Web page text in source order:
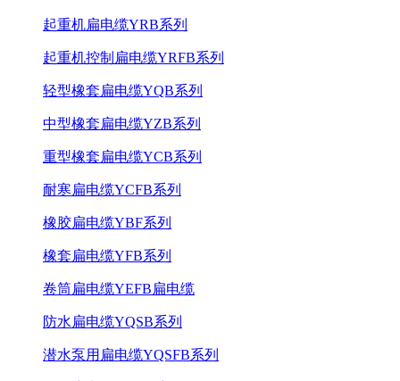
起重机扁电缆YRB系列
起重机控制扁电缆YRFB系列
轻型橡套扁电缆YQB系列
中型橡套扁电缆YZB系列
重型橡套扁电缆YCB系列
耐寒扁电缆YCFB系列
橡胶扁电缆YBF系列
橡套扁电缆YFB系列
卷筒扁电缆YEFB扁电缆
防水扁电缆YQSB系列
潜水泵用扁电缆YQSFB系列